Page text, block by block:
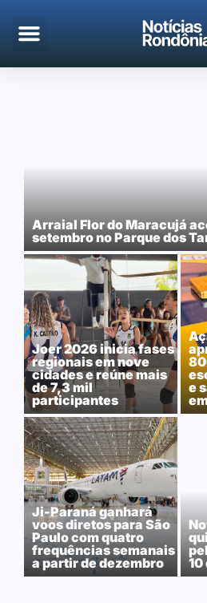
Arraial Flor do Maracujá
setembro no Parque dos
Joer 2026 inicia fases
regionais em nove
cidades e reúne mais
de 7,3 mil
participantes
e
Ji-Paraná ganhará
voos diretos para São
Paulo com quatro
frequências semanais
a partir de dezembro
10